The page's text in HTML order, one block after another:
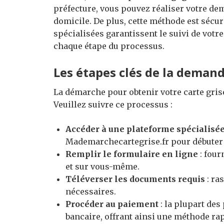
préfecture, vous pouvez réaliser votre
domicile. De plus, cette méthode est
spécialisées garantissent le suivi de
chaque étape du processus.
Les étapes clés de la
La démarche pour obtenir votre carte
Veuillez suivre ce processus :
Accéder à une plateforme
Mademarchecartegrise.fr pour
Remplir le formulaire en ligne :
et sur vous-même.
Téléverser les documents requis :
nécessaires.
Procéder au paiement : la plupart
bancaire, offrant ainsi une méthode